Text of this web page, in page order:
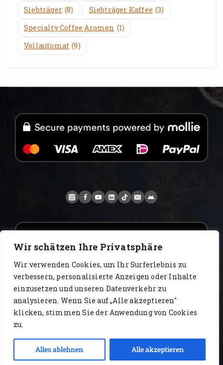
Wir schätzen Ihre Privatsphäre
Wir verwenden Cookies, um Ihr Surferlebnis zu
verbessern, personalisierte Anzeigen oder Inhalte
einzusetzen und unseren Datenverkehr zu
analysieren. Wenn Sie auf „Alle akzeptieren"
klicken, stimmen Sie der Anwendung von Cookies
zu.
Alles ablehnen Alle akzeptieren
Siebträger (8) Siebträger Kaffee (3)
Specialty Coffee Aromen (1)
Vollautomat (9)
www.AlbertoIT.com 2026 FoxKaffee Kaffeerösterei
Kontakt
Open